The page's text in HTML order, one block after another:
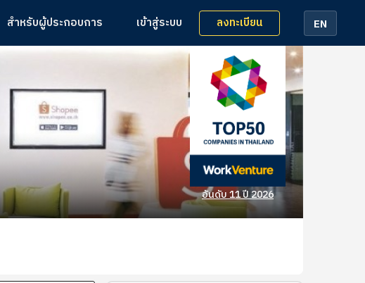
สำหรับผู้ประกอบการ เข้าสู่ระบบ ลงทะเบียน EN
อันดับ 11 ปี 2026